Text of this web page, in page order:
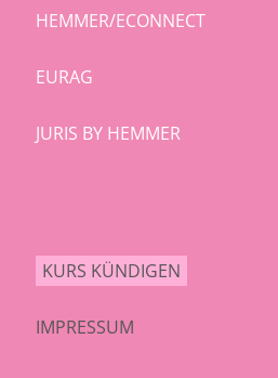
HEMMER/ECONNECT
EURAG
JURIS BY HEMMER
KURS KÜNDIGEN
IMPRESSUM